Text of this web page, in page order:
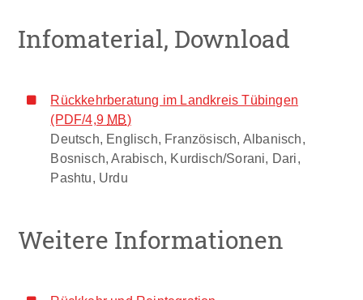
Infomaterial, Download
Rückkehrberatung im Landkreis Tübingen
(PDF/4,9 MB)
Deutsch, Englisch, Französisch, Albanisch,
Bosnisch, Arabisch, Kurdisch/Sorani, Dari,
Pashtu, Urdu
Weitere Informationen